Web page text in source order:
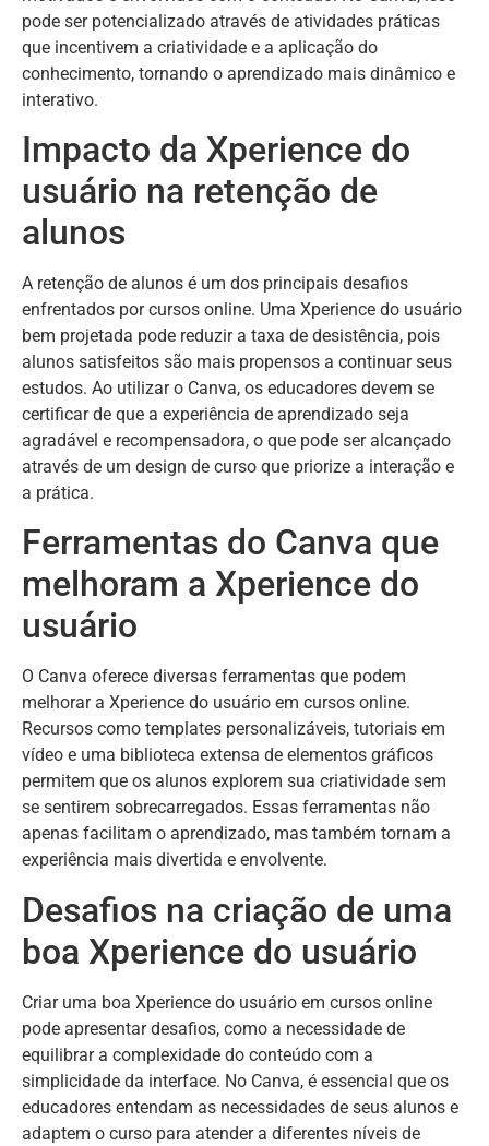
pode ser potencializado através de atividades práticas
que incentivem a criatividade e a aplicação do
conhecimento, tornando o aprendizado mais dinâmico e
interativo.
Impacto da Xperience do
usuário na retenção de
alunos
A retenção de alunos é um dos principais desafios
enfrentados por cursos online. Uma Xperience do usuário
bem projetada pode reduzir a taxa de desistência, pois
alunos satisfeitos são mais propensos a continuar seus
estudos. Ao utilizar o Canva, os educadores devem se
certificar de que a experiência de aprendizado seja
agradável e recompensadora, o que pode ser alcançado
através de um design de curso que priorize a interação e
a prática.
Ferramentas do Canva que
melhoram a Xperience do
usuário
O Canva oferece diversas ferramentas que podem
melhorar a Xperience do usuário em cursos online.
Recursos como templates personalizáveis, tutoriais em
vídeo e uma biblioteca extensa de elementos gráficos
permitem que os alunos explorem sua criatividade sem
se sentirem sobrecarregados. Essas ferramentas não
apenas facilitam o aprendizado, mas também tornam a
experiência mais divertida e envolvente.
Desafios na criação de uma
boa Xperience do usuário
Criar uma boa Xperience do usuário em cursos online
pode apresentar desafios, como a necessidade de
equilibrar a complexidade do conteúdo com a
simplicidade da interface. No Canva, é essencial que os
educadores entendam as necessidades de seus alunos e
adaptem o curso para atender a diferentes níveis de